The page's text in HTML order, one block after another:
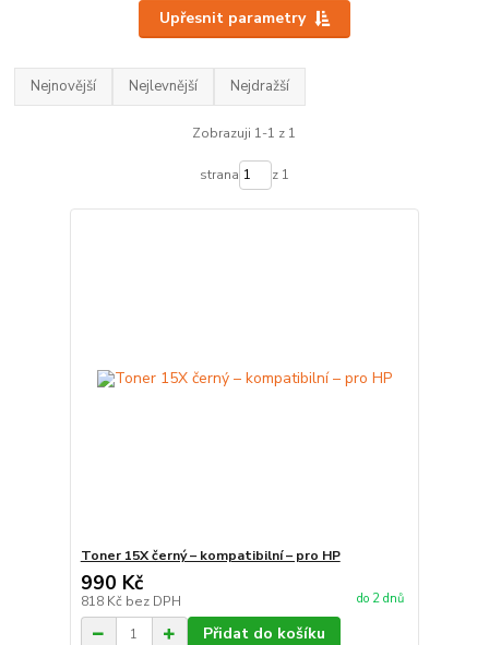
Upřesnit parametry
Nejnovější Nejlevnější Nejdražší
Zobrazuji 1-1 z 1
strana z 1
Toner 15X černý – kompatibilní – pro HP
990 Kč
818 Kč bez DPH do 2 dnů
Přidat do košíku